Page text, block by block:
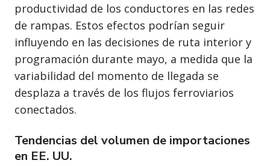
productividad de los conductores en las redes
de rampas. Estos efectos podrían seguir
influyendo en las decisiones de ruta interior y
programación durante mayo, a medida que la
variabilidad del momento de llegada se
desplaza a través de los flujos ferroviarios
conectados.
Tendencias del volumen de importaciones
en EE. UU.